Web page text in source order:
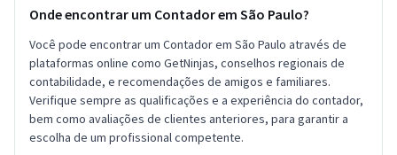
Onde encontrar um Contador em São Paulo?
Você pode encontrar um Contador em São Paulo através de
plataformas online como GetNinjas, conselhos regionais de
contabilidade, e recomendações de amigos e familiares.
Verifique sempre as qualificações e a experiência do contador,
bem como avaliações de clientes anteriores, para garantir a
escolha de um profissional competente.